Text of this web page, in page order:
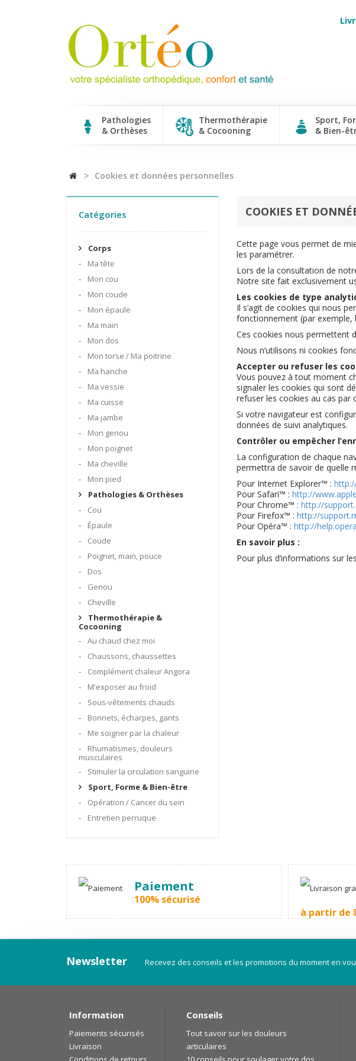
Pathologies
& Orthèses
Thermothérapie
& Cocooning
Sport,
& Bien-
> Cookies et données personnelles
Catégories
Corps
Ma tête
Mon cou
Mon coude
Mon épaule
Ma main
Mon dos
Mon torse / Ma poitrine
Ma hanche
Ma vessie
Ma cuisse
Ma jambe
Mon genou
Mon poignet
Ma cheville
Mon pied
Pathologies & Orthèses
Cou
Épaule
Coude
Poignet, main, pouce
Dos
Genou
Cheville
Thermothérapie &
Cocooning
Au chaud chez moi
Chaussons, chaussettes
Complément chaleur Angora
M'exposer au froid
Sous-vêtements chauds
Bonnets, écharpes, gants
Me soigner par la chaleur
Rhumatismes, douleurs
musculaires
Stimuler la circulation sanguine
Sport, Forme & Bien-être
Opération / Cancer du sein
Entretien perruque
COOKIES ET
Cette page vous permet de
les paramétrer.
Lors de la consultation de
Notre site fait exclusivement
Les cookies de type
Il s’agit de cookies qui nous
fonctionnement (par exemple,
Ces cookies nous permettent
Nous n’utilisons ni cookies
Accepter ou refuser les
Vous pouvez à tout moment
signaler les cookies qui sont
refuser les cookies au cas
Si votre navigateur est
données de suivi analytiques.
Contrôler ou empêcher
La configuration de chaque
permettra de savoir de quelle
Pour Internet Explorer™ :
Pour Safari™ : http://
Pour Chrome™ : http://
Pour Firefox™ : http://
Pour Opéra™ : http://
En savoir plus :
Pour plus d’informations sur
Paiement
100% sécurisé
à partir de
Newsletter Recevez des conseils et les promotions du moment en
Information
Paiements sécurisés
Livraison
Conseils
Tout savoir sur les douleurs
articulaires